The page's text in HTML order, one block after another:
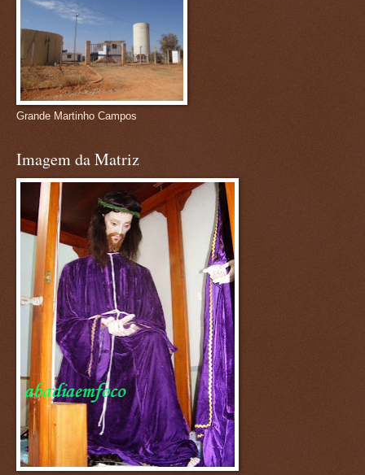
Grande Martinho Campos
Imagem da Matriz